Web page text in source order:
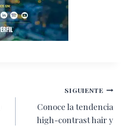
SIGUIENTE
Conoce la tendencia
high-contrast hair y